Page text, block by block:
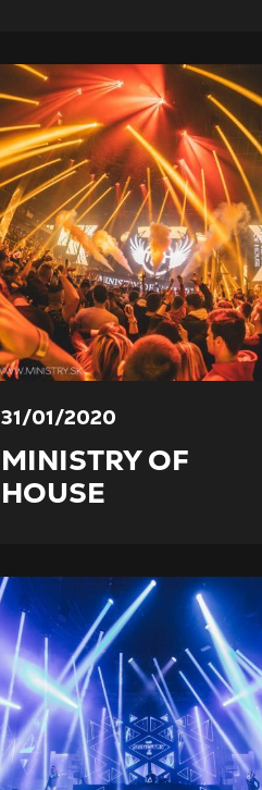
31/01/2020
MINISTRY OF
HOUSE